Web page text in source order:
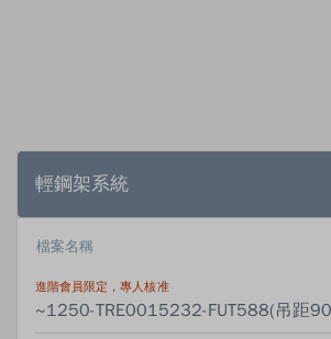
輕鋼架系統
進階會員限定，專人核准
~1250-TRE0015232-FUT588(吊距